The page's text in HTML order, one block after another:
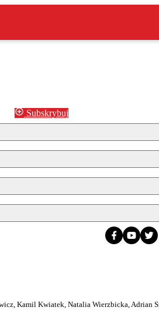
Subskrybuj
Kamil Kwiatek, Natalia Wierzbicka, Adrian